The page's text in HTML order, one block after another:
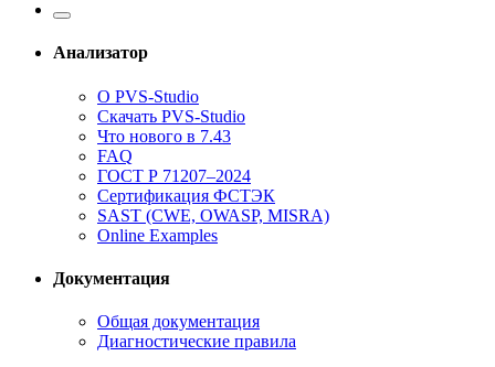
Анализатор
О PVS-Studio
Скачать PVS-Studio
Что нового в 7.43
FAQ
ГОСТ Р 71207–2024
Сертификация ФСТЭК
SAST (CWE, OWASP, MISRA)
Online Examples
Документация
Общая документация
Диагностические правила